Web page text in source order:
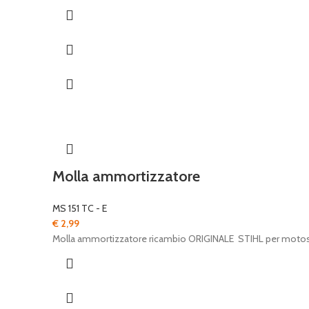
Molla ammortizzatore
MS 151 TC - E
€ 2,99
Molla ammortizzatore ricambio ORIGINALE STIHL per